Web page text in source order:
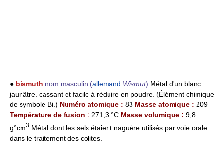
● bismuth nom masculin (allemand Wismut) Métal d'un blanc
jaunâtre, cassant et facile à réduire en poudre. (Élément chimique
de symbole Bi.) Numéro atomique : 83 Masse atomique : 209
Température de fusion : 271,3 °C Masse volumique : 9,8
g°cm3 Métal dont les sels étaient naguère utilisés par voie orale
dans le traitement des colites.